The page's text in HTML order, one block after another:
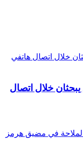
خلال اتصال